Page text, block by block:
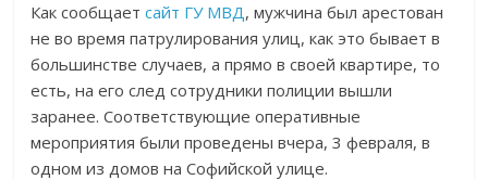
Как сообщает сайт ГУ МВД, мужчина был арестован
не во время патрулирования улиц, как это бывает в
большинстве случаев, а прямо в своей квартире, то
есть, на его след сотрудники полиции вышли
заранее. Соответствующие оперативные
мероприятия были проведены вчера, 3 февраля, в
одном из домов на Софийской улице.